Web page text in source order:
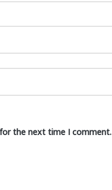
the next time I comment.